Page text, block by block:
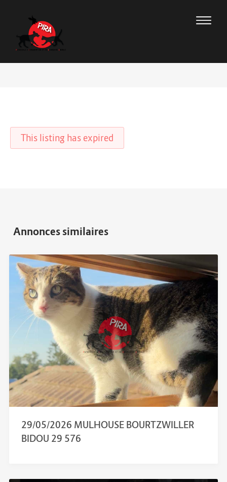
This listing has expired
29/05/2026 MULHOUSE BOURTZWILLER
BIDOU 29 576